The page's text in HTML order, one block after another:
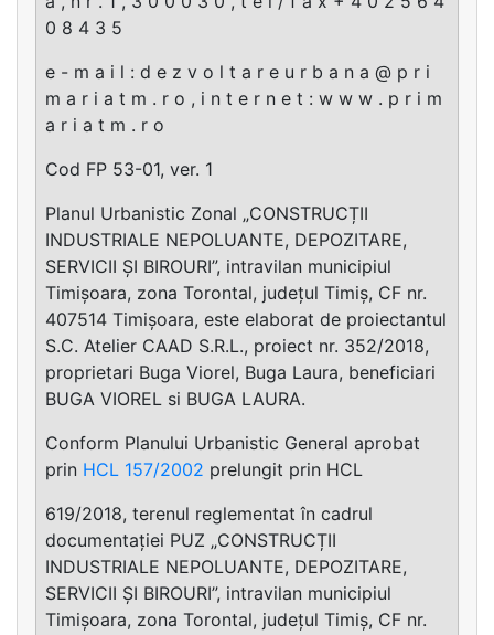
0 8 4 3 5
e - m a i l : d e z v o l t a r e u r b a n a @ p r i
m a r i a t m . r o , i n t e r n e t : w w w . p r i m
a r i a t m . r o
Cod FP 53-01, ver. 1
Planul Urbanistic Zonal „CONSTRUCȚII
INDUSTRIALE NEPOLUANTE, DEPOZITARE,
SERVICII ȘI BIROURI”, intravilan municipiul
Timișoara, zona Torontal, județul Timiș, CF nr.
407514 Timișoara, este elaborat de proiectantul
S.C. Atelier CAAD S.R.L., proiect nr. 352/2018,
proprietari Buga Viorel, Buga Laura, beneficiari
BUGA VIOREL si BUGA LAURA.
Conform Planului Urbanistic General aprobat
prin HCL 157/2002 prelungit prin HCL
619/2018, terenul reglementat în cadrul
documentației PUZ „CONSTRUCȚII
INDUSTRIALE NEPOLUANTE, DEPOZITARE,
SERVICII ȘI BIROURI”, intravilan municipiul
Timișoara, zona Torontal, județul Timiș, CF nr.